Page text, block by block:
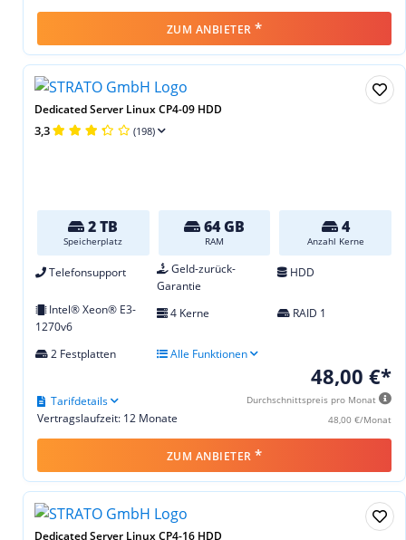
ZUM ANBIETER *
Dedicated Server Linux CP4-09 HDD
3,3 (198)
2 TB
Speicherplatz
64 GB
RAM
4
Anzahl Kerne
Telefonsupport
Geld-zurück-
Garantie
HDD
Intel® Xeon® E3-
1270v6
4 Kerne RAID 1
2 Festplatten Alle Funktionen
48,00 €*
Durchschnittspreis pro Monat
48,00 €/Monat
Vertragslaufzeit: 12 Monate
Tarifdetails
ZUM ANBIETER *
Dedicated Server Linux CP4-16 HDD